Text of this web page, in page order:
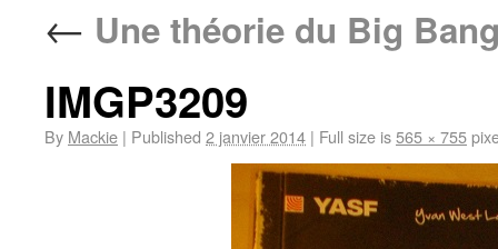
← Une théorie du Big
IMGP3209
By Mackie | Published 2 janvier 2014 | Full size is565 × 755